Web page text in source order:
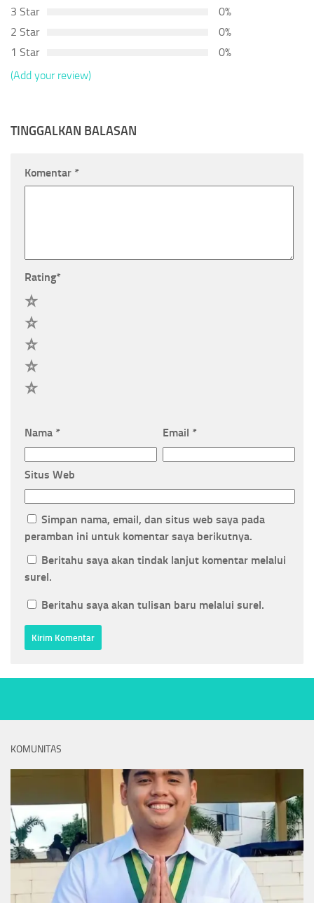
3 Star
0%
2 Star
0%
1 Star
0%
(Add your review)
TINGGALKAN BALASAN
Komentar *
Rating*
Nama * Email *
Situs Web
Simpan nama, email, dan situs web saya pada
peramban ini untuk komentar saya berikutnya.
Beritahu saya akan tindak lanjut komentar melalui
surel.
Beritahu saya akan tulisan baru melalui surel.
KOMUNITAS